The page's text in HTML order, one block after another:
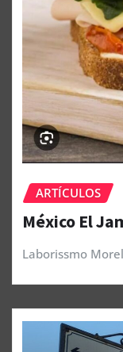
ARTÍCULOS
México El
Laborissmo